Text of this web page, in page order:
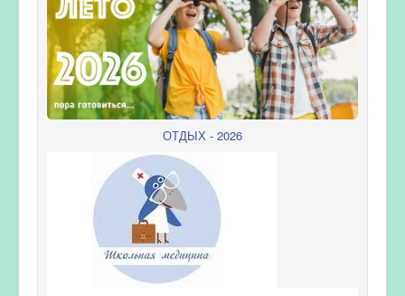
ОТДЫХ - 2026